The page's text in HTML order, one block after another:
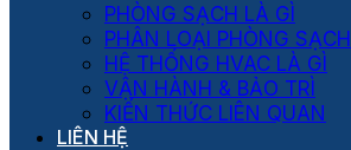
PHÒNG SẠCH LÀ GÌ
PHÂN LOẠI PHÒNG SẠCH
HỆ THỐNG HVAC LÀ GÌ
VẬN HÀNH & BẢO TRÌ
KIẾN THỨC LIÊN QUAN
LIÊN HỆ